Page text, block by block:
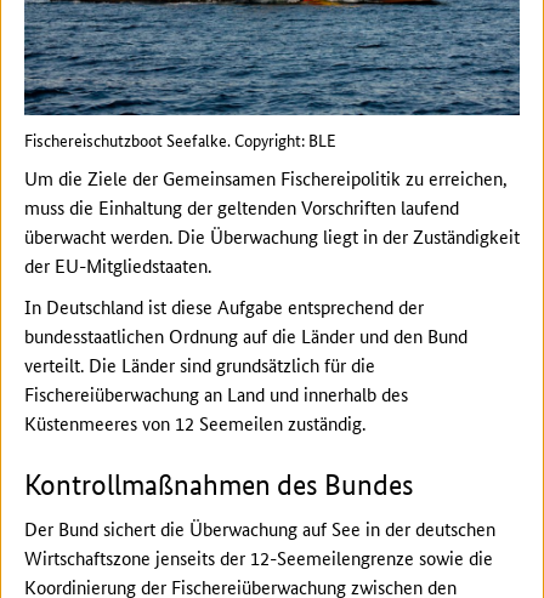
Fischereischutzboot Seefalke. Copyright: BLE
Um die Ziele der Gemeinsamen Fischereipolitik zu erreichen,
muss die Einhaltung der geltenden Vorschriften laufend
überwacht werden. Die Überwachung liegt in der Zuständigkeit
der EU-Mitgliedstaaten.
In Deutschland ist diese Aufgabe entsprechend der
bundesstaatlichen Ordnung auf die Länder und den Bund
verteilt. Die Länder sind grundsätzlich für die
Fischereiüberwachung an Land und innerhalb des
Küstenmeeres von 12 Seemeilen zuständig.
Kontrollmaßnahmen des Bundes
Der Bund sichert die Überwachung auf See in der deutschen
Wirtschaftszone jenseits der 12-Seemeilengrenze sowie die
Koordinierung der Fischereiüberwachung zwischen den